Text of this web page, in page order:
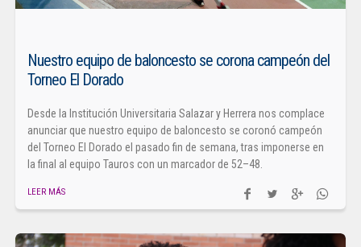
Nuestro equipo de baloncesto se corona campeón del
Torneo El Dorado
Desde la Institución Universitaria Salazar y Herrera nos complace
anunciar que nuestro equipo de baloncesto se coronó campeón
del Torneo El Dorado el pasado fin de semana, tras imponerse en
la final al equipo Tauros con un marcador de 52–48.
LEER MÁS